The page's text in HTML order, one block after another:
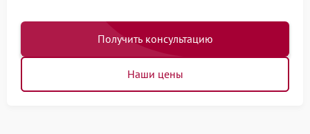
Получить консультацию
Наши цены